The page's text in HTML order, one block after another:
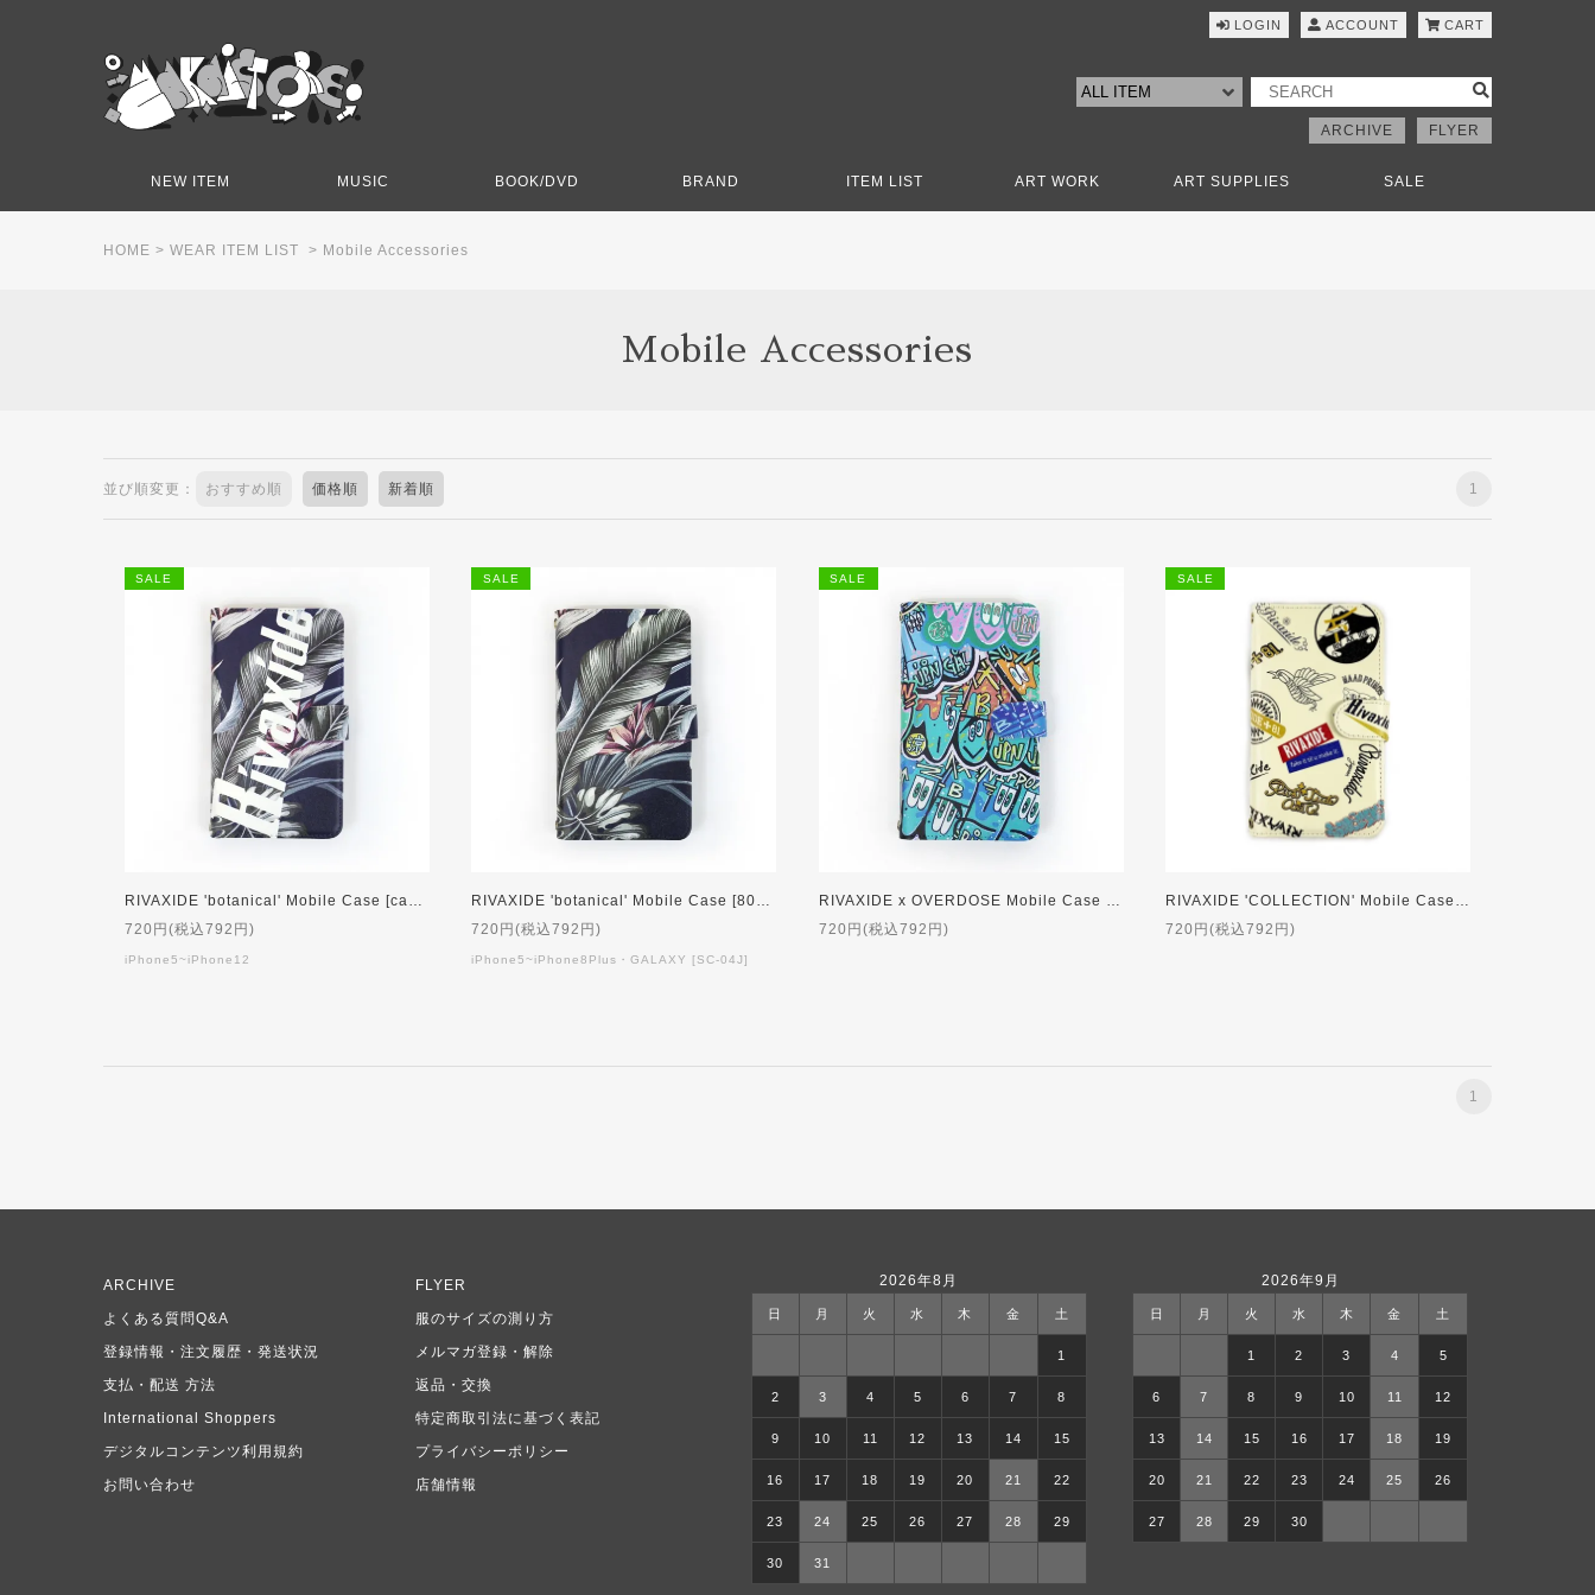
LOGIN ACCOUNT CART
ARCHIVE FLYER
NEW ITEM MUSIC BOOK/DVD BRAND ITEM LIST ART WORK ART SUPPLIES SALE
HOME > WEAR ITEM LIST > Mobile Accessories
Mobile Accessories
並び順変更： おすすめ順 価格順 新着順 1
SALE
RIVAXIDE 'botanical' Mobile Case [camel mirror] [80%OFF]
720円(税込792円)
iPhone5~iPhone12
SALE
RIVAXIDE 'botanical' Mobile Case [80%OFF]
720円(税込792円)
iPhone5~iPhone8Plus・GALAXY [SC-04J]
SALE
RIVAXIDE x OVERDOSE Mobile Case [80%OFF]
720円(税込792円)
SALE
RIVAXIDE 'COLLECTION' Mobile Case [CAMEL Mirror] [80%OFF]
720円(税込792円)
1
2026年8月
日 月 火 水 木 金 土
1
2 3 4 5 6 7 8
9 10 11 12 13 14 15
16 17 18 19 20 21 22
23 24 25 26 27 28 29
30 31
2026年9月
日 月 火 水 木 金 土
1 2 3 4 5
6 7 8 9 10 11 12
13 14 15 16 17 18 19
20 21 22 23 24 25 26
27 28 29 30
ARCHIVE
FLYER
よくある質問Q&A
服のサイズの測り方
登録情報・注文履歴・発送状況
メルマガ登録・解除
支払・配送 方法
返品・交換
International Shoppers
特定商取引法に基づく表記
デジタルコンテンツ利用規約
プライバシーポリシー
お問い合わせ
店舗情報